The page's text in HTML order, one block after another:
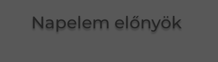
Napelem előnyök